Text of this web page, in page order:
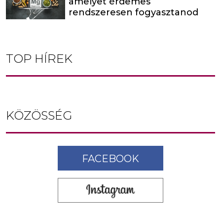
rendszeresen fogyasztanod
TOP HÍREK
KÖZÖSSÉG
FACEBOOK